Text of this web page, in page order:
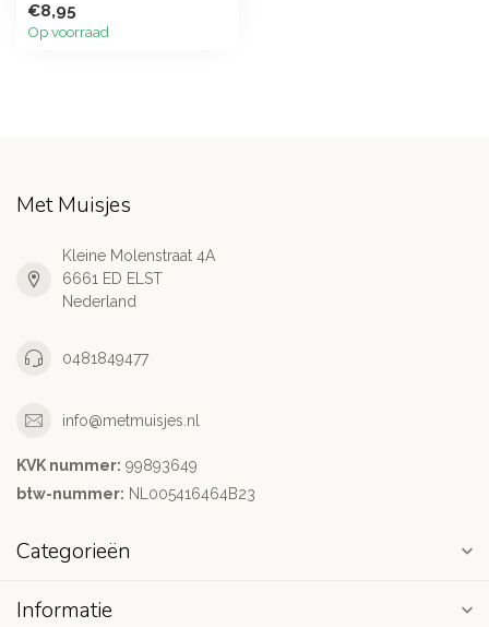
€8,95
Op voorraad
Met Muisjes
Kleine Molenstraat 4A
6661 ED ELST
Nederland
0481849477
info@metmuisjes.nl
KVK nummer: 99893649
btw-nummer: NL005416464B23
Categorieën
Informatie